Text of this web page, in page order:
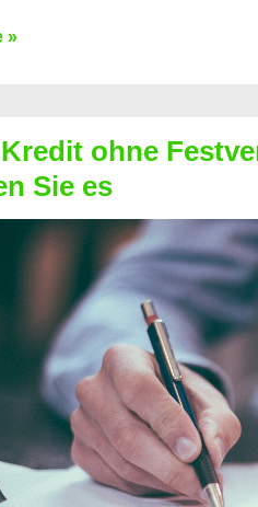
»
ohne
Sie es